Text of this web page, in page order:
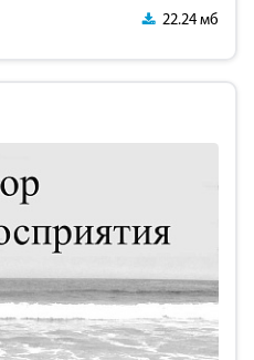
22.24 мб